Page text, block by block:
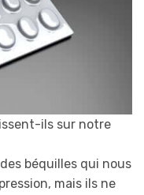
ils sur notre
béquilles qui nous
mais ils ne